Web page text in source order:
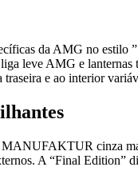
da AMG no
leve AMG e
traseira e ao interior
cinza
A “Final Edition”